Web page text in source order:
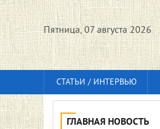
Пятница, 07 августа 2026
СТАТЬИ / ИНТЕРВЬЮ
ГЛАВНАЯ НОВОСТЬ